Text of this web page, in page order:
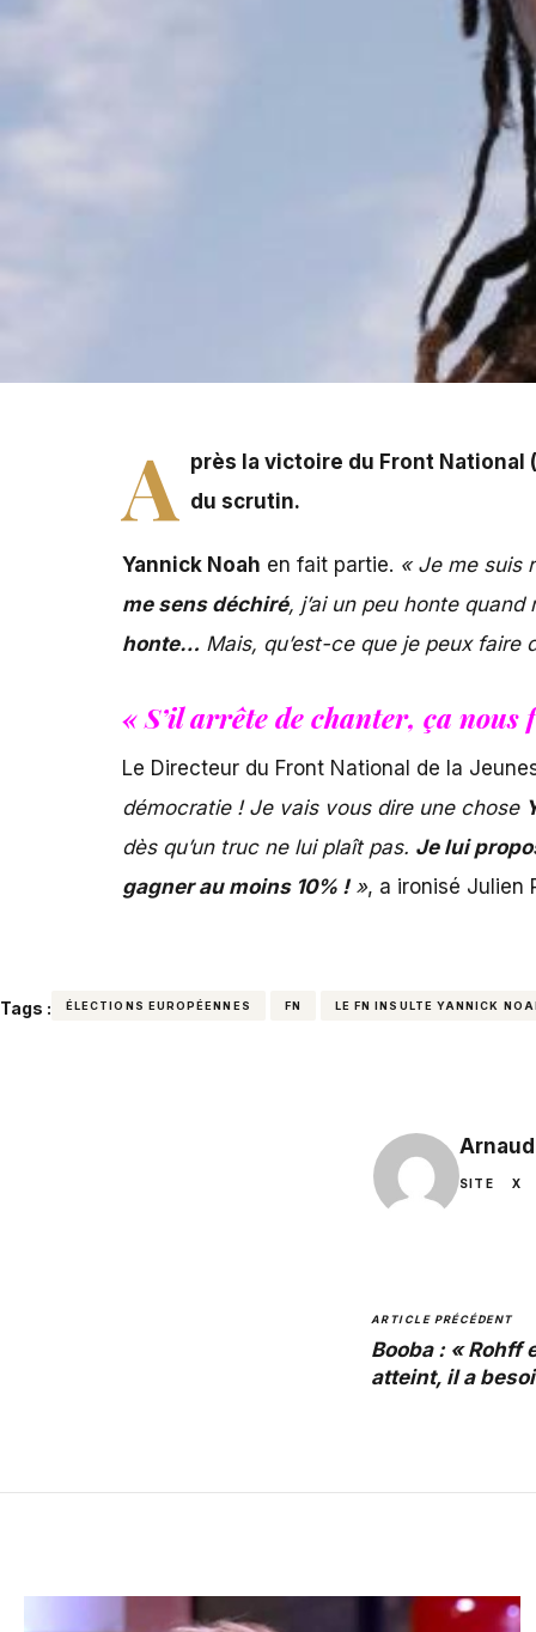
A près la victoire du Front
du scrutin.
Yannick Noah en fait partie. « Je me suis
me sens déchiré, j’ai un peu honte quand
honte… Mais, qu’est-ce que je peux faire
« S’il arrête de chanter, ça nous
Le Directeur du Front National de la
démocratie ! Je vais vous dire une chose
dès qu’un truc ne lui plaît pas. Je lui
gagner au moins 10% !», a ironisé Julien
Tags : ÉLECTIONS EUROPÉENNES FN LE FN INSULTE YANNICK
Arnaud
SITE X
ARTICLE PRÉCÉDENT
Booba : « Rohff
atteint, il a